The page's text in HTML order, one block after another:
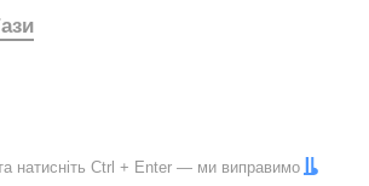
натисніть Ctrl + Enter — ми виправимо